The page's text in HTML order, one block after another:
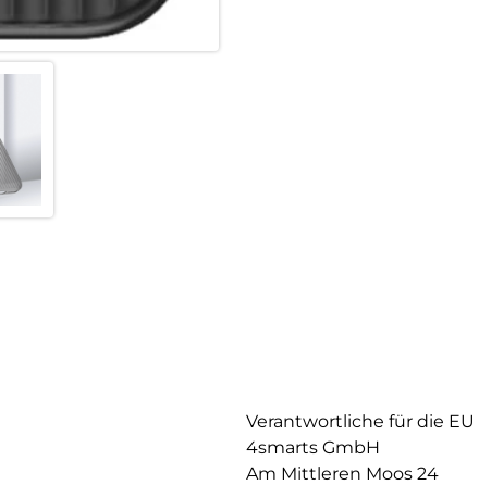
Verantwortliche für die EU
4smarts GmbH
Am Mittleren Moos 24